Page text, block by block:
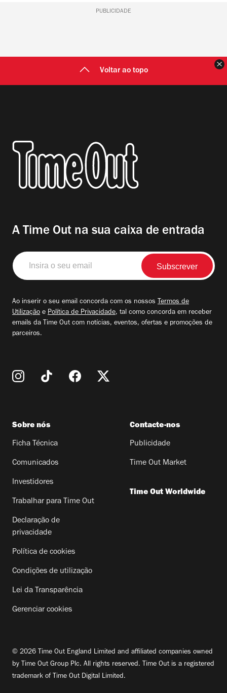
PUBLICIDADE
Voltar ao topo
A Time Out na sua caixa de entrada
Insira
o
seu
Ao inserir o seu email concorda com os nossos Termos de
Utilização e Política de Privacidade, tal como concorda em receber
emails da Time Out com notícias, eventos, ofertas e promoções de
parceiros.
Sobre nós
Ficha Técnica
Comunicados
Investidores
Trabalhar para Time Out
Declaração de
privacidade
Política de cookies
Condições de utilização
Lei da Transparência
Gerenciar cookies
Contacte-nos
Publicidade
Time Out Market
Time Out Worldwide
© 2026 Time Out England Limited and affiliated companies owned
by Time Out Group Plc. All rights reserved. Time Out is a registered
trademark of Time Out Digital Limited.